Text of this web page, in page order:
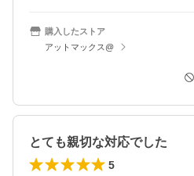
購入したストア
アットマックス@
とても親切な対応でした
5